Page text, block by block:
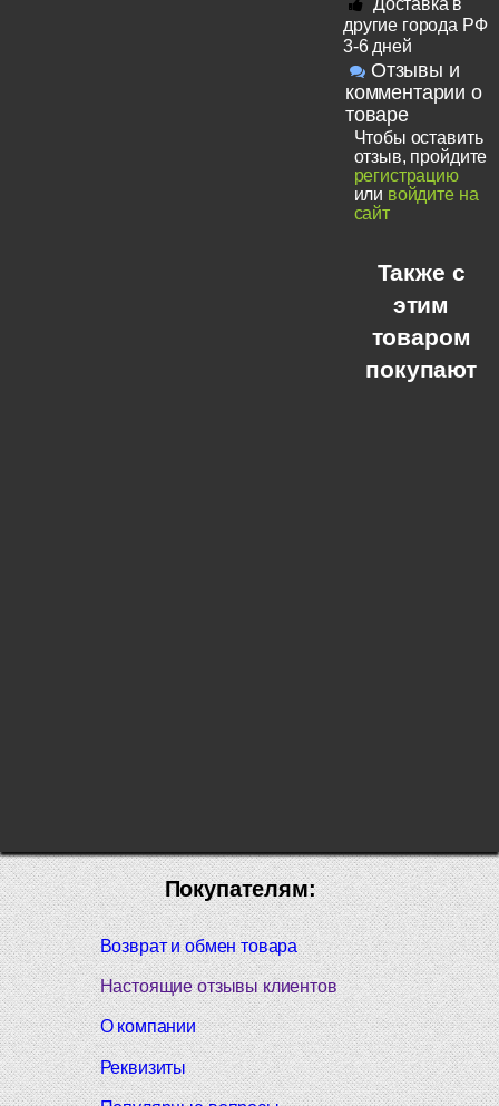
другие города РФ
3-6 дней
Отзывы и
комментарии о
товаре
Чтобы оставить
отзыв, пройдите
регистрацию
или войдите на
сайт
Также с
этим
товаром
покупают
Покупателям:
Возврат и обмен товара
Настоящие отзывы клиентов
О компании
Реквизиты